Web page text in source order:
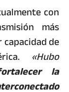
con
más
de
«Hubo
la